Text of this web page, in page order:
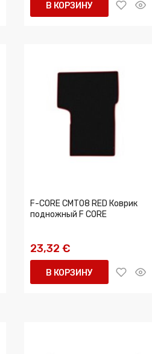
В КОРЗИНУ
F-CORE CMT08 RED Коврик
подножный F CORE
23,32 €
В КОРЗИНУ